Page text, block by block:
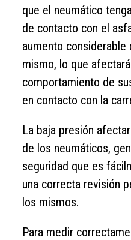
que el neumático
de contacto con el
aumento
mismo, lo que
comportamiento de
en contacto con la
La baja presión
de los neumáticos,
seguridad que es
una correcta revisión
los mismos.
Para medir